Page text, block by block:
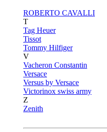
ROBERTO CAVALLI
T
Tag Heuer
Tissot
Tommy Hilfiger
V
Vacheron Constantin
Versace
Versus by Versace
Victorinox swiss army
Z
Zenith